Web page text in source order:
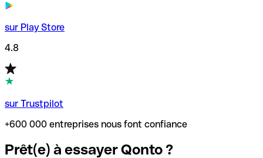
sur Play Store
4.8
sur Trustpilot
+600 000 entreprises nous font confiance
Prêt(e) à essayer Qonto ?